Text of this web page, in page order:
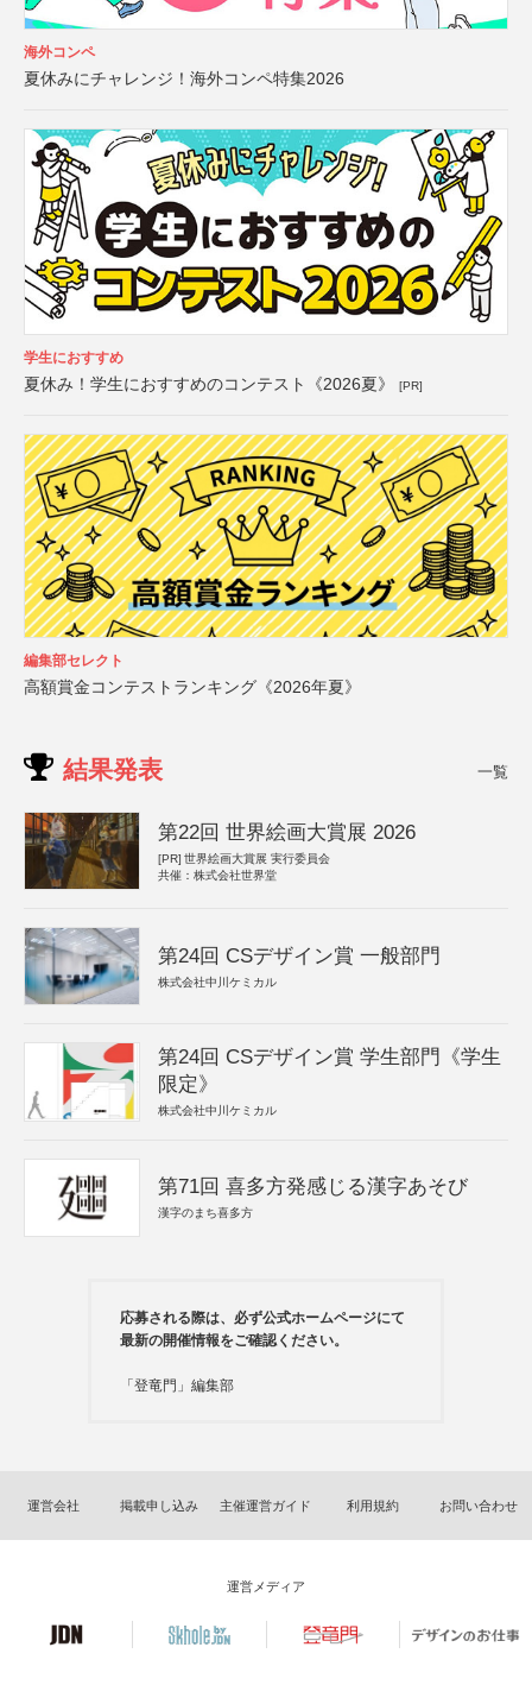
海外コンペ
夏休みにチャレンジ！海外コンペ特集2026
学生におすすめ
夏休み！学生におすすめのコンテスト《2026夏》 [PR]
編集部セレクト
高額賞金コンテストランキング《2026年夏》
結果発表 一覧
第22回 世界絵画大賞展 2026
[PR] 世界絵画大賞展 実行委員会
共催：株式会社世界堂
第24回 CSデザイン賞 一般部門
株式会社中川ケミカル
第24回 CSデザイン賞 学生部門《学生
限定》
株式会社中川ケミカル
第71回 喜多方発感じる漢字あそび
漢字のまち喜多方
応募される際は、必ず公式ホームページにて
最新の開催情報をご確認ください。
「登竜門」編集部
運営会社 掲載申し込み 主催運営ガイド 利用規約 お問い合わせ
運営メディア